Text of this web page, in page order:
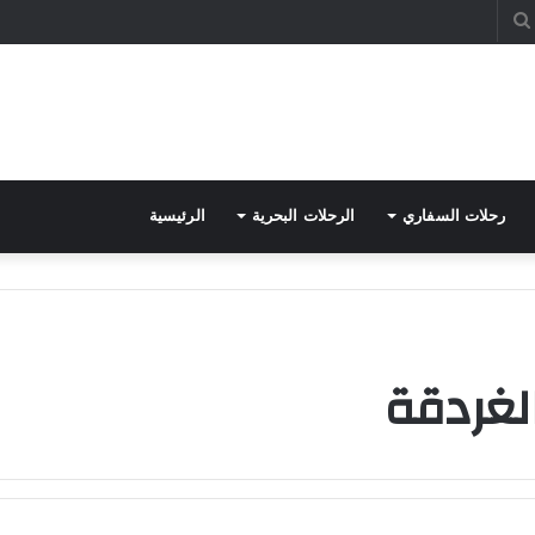
بحث
رحلات السفاري الرحلات البحرية الرئيسية